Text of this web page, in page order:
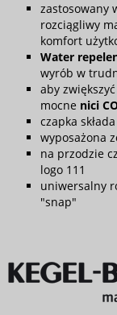
zastosowany
rozciągliwy
komfort
Water
wyrób w
aby
mocne nici
czapka
wyposażona
na przodzie
logo 111
uniwersalny
"snap"